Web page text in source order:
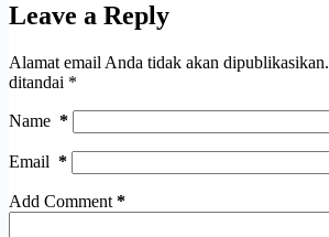
Leave a Reply
Alamat email Anda tidak akan dipublikasikan.
ditandai *
Name *
Email *
Add Comment *